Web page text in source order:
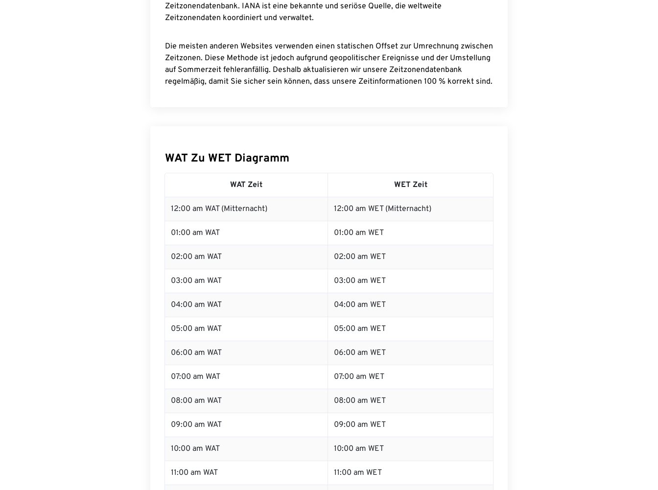
Zeitzonendatenbank. IANA ist eine bekannte und seriöse Quelle, die weltweite
Zeitzonendaten koordiniert und verwaltet.
Die meisten anderen Websites verwenden einen statischen Offset zur Umrechnung zwischen
Zeitzonen. Diese Methode ist jedoch aufgrund geopolitischer Ereignisse und der Umstellung
auf Sommerzeit fehleranfällig. Deshalb aktualisieren wir unsere Zeitzonendatenbank
regelmäßig, damit Sie sicher sein können, dass unsere Zeitinformationen 100 % korrekt sind.
WAT Zu WET Diagramm
WAT Zeit WET Zeit
12:00 am WAT (Mitternacht) 12:00 am WET (Mitternacht)
01:00 am WAT 01:00 am WET
02:00 am WAT 02:00 am WET
03:00 am WAT 03:00 am WET
04:00 am WAT 04:00 am WET
05:00 am WAT 05:00 am WET
06:00 am WAT 06:00 am WET
07:00 am WAT 07:00 am WET
08:00 am WAT 08:00 am WET
09:00 am WAT 09:00 am WET
10:00 am WAT 10:00 am WET
11:00 am WAT 11:00 am WET